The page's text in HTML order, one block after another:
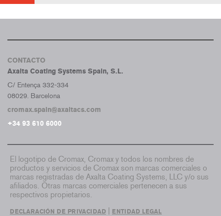
CONTACTO
Axalta Coating Systems Spain, S.L.
C/ Entença 332-334
08029. Barcelona
cromax.spain@axaltacs.com
+34 93 610 6000
El logotipo de Cromax, Cromax y todos los nombres de
productos y servicios de Cromax son marcas comerciales o
marcas registradas de Axalta Coating Systems, LLC y/o sus
afiliados. Otras marcas comerciales pertenecen a sus
respectivos propietarios.
DECLARACIÓN DE PRIVACIDAD ENTIDAD LEGAL